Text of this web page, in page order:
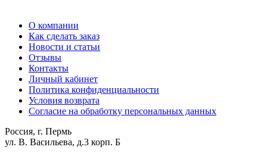
О компании
Как сделать заказ
Новости и статьи
Отзывы
Контакты
Личный кабинет
Политика конфиденциальности
Условия возврата
Согласие на обработку персональных данных
Россия, г. Пермь
ул. В. Васильева, д.3 корп. Б